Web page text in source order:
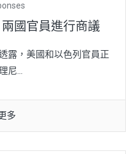
國官員進行商議
露，美國和以色列官員正
尼...
多